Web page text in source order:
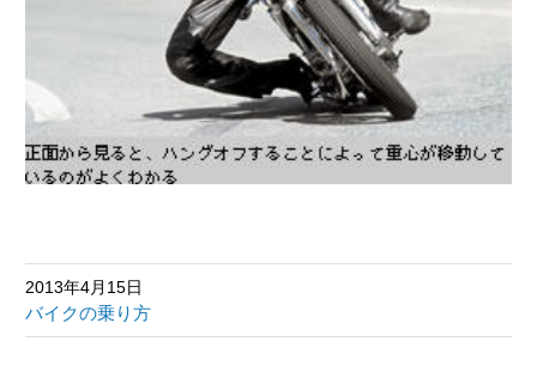
2013年4月15日
バイクの乗り方